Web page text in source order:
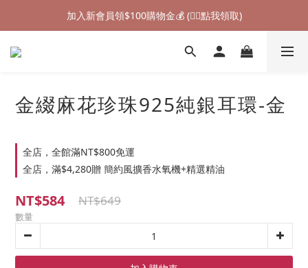
加入新會員領$100購物金💰 (👉🏻點我領取)
加入新會員領$100購物金💰 (👉🏻點我領取)
七夕情人節禮物❤85折起 (👉🏻點我探索)
金綴麻花珍珠925純銀耳環-金
全店，全館滿NT$800免運
全店，滿$4,280贈 簡約風擴香水氧機+精選精油
NT$584 NT$649
數量